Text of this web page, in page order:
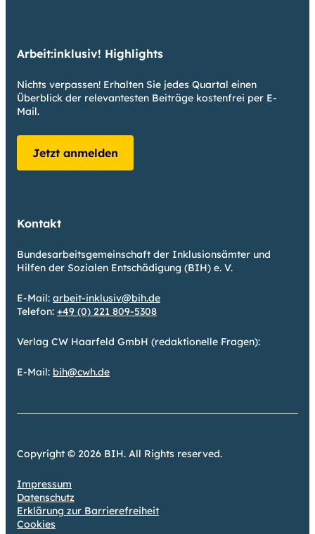
Arbeit:inklusiv! Highlights
Nichts verpassen! Erhalten Sie jedes Quartal einen
Überblick der relevantesten Beiträge kostenfrei per E-
Mail.
Jetzt anmelden
Kontakt
Bundesarbeitsgemeinschaft der Inklusionsämter und
Hilfen der Sozialen Entschädigung (BIH) e. V.
E-Mail: arbeit-inklusiv@bih.de
Telefon: +49 (0) 221 809-5308
Verlag CW Haarfeld GmbH (redaktionelle Fragen):
E-Mail: bih@cwh.de
Copyright © 2026 BIH. All Rights reserved.
Impressum
Datenschutz
Erklärung zur Barrierefreiheit
Cookies